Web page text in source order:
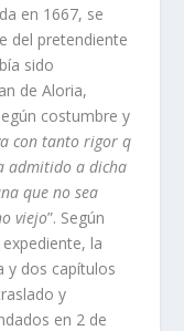
en 1667, se
del pretendiente
sido
de Aloria,
costumbre y
con tanto rigor q
admitido a dicha
que no sea
viejo”. Según
la
y dos capítulos
y
en 2 de